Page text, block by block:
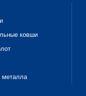
ковши
металла